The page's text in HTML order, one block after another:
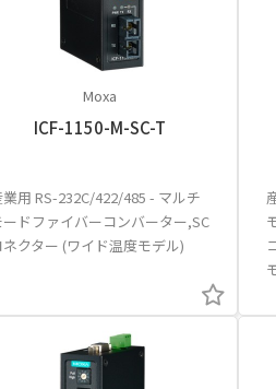
Moxa
ICF-1150-M-SC-T
用 RS-232C/422/485 - マルチ
ドファイバーコンバーター,SC
クター (ワイド温度モデル)